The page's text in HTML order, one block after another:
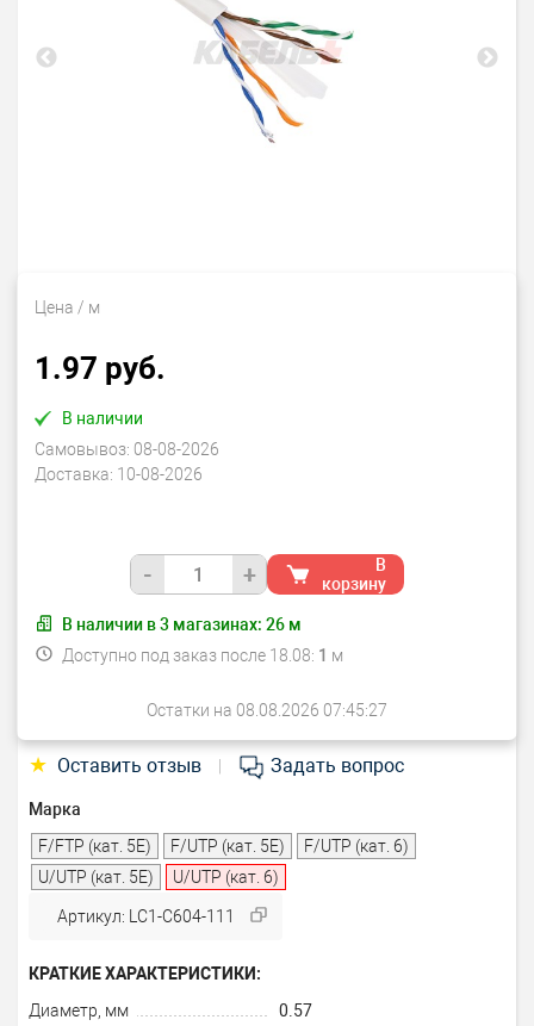
Цена / м
1.97 руб.
В наличии
Самовывоз: 08-08-2026
Доставка: 10-08-2026
- +
В
корзину
В наличии в3 магазинах: 26м
Доступно под заказ после 18.08: 1 м
Остатки на 08.08.2026 07:45:27
★ Оставить отзыв Задать вопрос
Марка
F/FTP (кат. 5E)
F/UTP (кат. 5Е)
F/UTP (кат. 6)
U/UTP (кат. 5Е)
U/UTP (кат. 6)
Артикул: LC1-C604-111
КРАТКИЕ ХАРАКТЕРИСТИКИ:
Диаметр, мм
0.57